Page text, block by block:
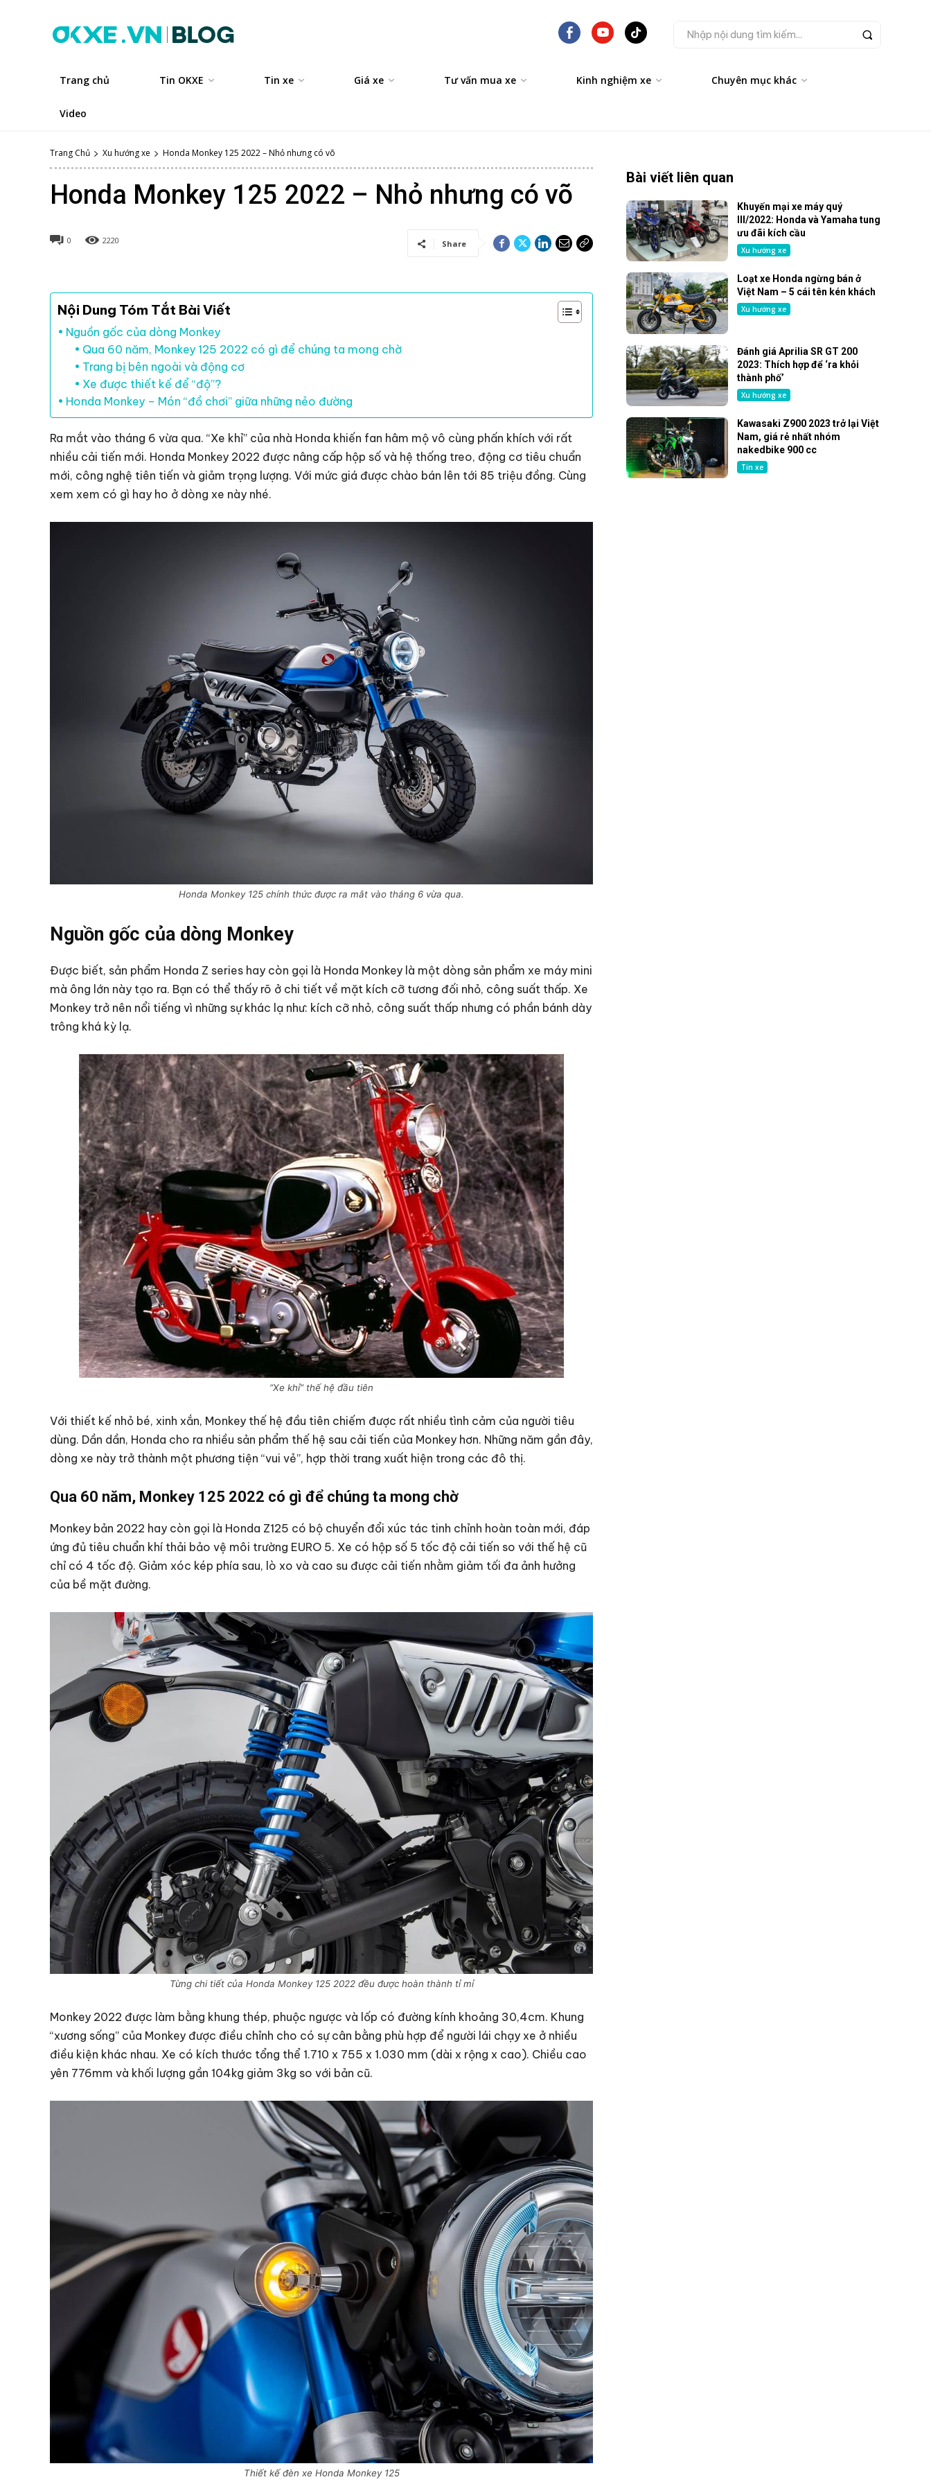
Nhập nội dung tìm kiếm...
Trang chủ Tin OKXE Tin xe Giá xe Tư vấn mua xe Kinh nghiệm xe Chuyên mục khác
Video
Trang Chủ Xu hướng xe Honda Monkey 125 2022 – Nhỏ nhưng có võ
Honda Monkey 125 2022 – Nhỏ nhưng có võ
0 2220 Share
Nội Dung Tóm Tắt Bài Viết
Nguồn gốc của dòng Monkey
Qua 60 năm, Monkey 125 2022 có gì để chúng ta mong chờ
Trang bị bên ngoài và động cơ
Xe được thiết kế để “độ”?
Honda Monkey – Món “đồ chơi” giữa những nẻo đường
Ra mắt vào tháng 6 vừa qua. “Xe khỉ” của nhà Honda khiến fan hâm mộ vô cùng phấn khích với rất
nhiều cải tiến mới. Honda Monkey 2022 được nâng cấp hộp số và hệ thống treo, động cơ tiêu chuẩn
mới, công nghệ tiên tiến và giảm trọng lượng. Với mức giá được chào bán lên tới 85 triệu đồng. Cùng
xem xem có gì hay ho ở dòng xe này nhé.
Honda Monkey 125 chính thức được ra mắt vào tháng 6 vừa qua.
Nguồn gốc của dòng Monkey
Được biết, sản phẩm Honda Z series hay còn gọi là Honda Monkey là một dòng sản phẩm xe máy mini
mà ông lớn này tạo ra. Bạn có thể thấy rõ ở chi tiết về mặt kích cỡ tương đối nhỏ, công suất thấp. Xe
Monkey trở nên nổi tiếng vì những sự khác lạ như: kích cỡ nhỏ, công suất thấp nhưng có phần bánh dày
trông khá kỳ lạ.
“Xe khỉ” thế hệ đầu tiên
Với thiết kế nhỏ bé, xinh xắn, Monkey thế hệ đầu tiên chiếm được rất nhiều tình cảm của người tiêu
dùng. Dần dần, Honda cho ra nhiều sản phẩm thế hệ sau cải tiến của Monkey hơn. Những năm gần đây,
dòng xe này trở thành một phương tiện “vui vẻ”, hợp thời trang xuất hiện trong các đô thị.
Qua 60 năm, Monkey 125 2022 có gì để chúng ta mong chờ
Monkey bản 2022 hay còn gọi là Honda Z125 có bộ chuyển đổi xúc tác tinh chỉnh hoàn toàn mới, đáp
ứng đủ tiêu chuẩn khí thải bảo vệ môi trường EURO 5. Xe có hộp số 5 tốc độ cải tiến so với thế hệ cũ
chỉ có 4 tốc độ. Giảm xóc kép phía sau, lò xo và cao su được cải tiến nhằm giảm tối đa ảnh hưởng
của bề mặt đường.
Từng chi tiết của Honda Monkey 125 2022 đều được hoàn thành tỉ mỉ
Monkey 2022 được làm bằng khung thép, phuộc ngược và lốp có đường kính khoảng 30,4cm. Khung
“xương sống” của Monkey được điều chỉnh cho có sự cân bằng phù hợp để người lái chạy xe ở nhiều
điều kiện khác nhau. Xe có kích thước tổng thể 1.710 x 755 x 1.030 mm (dài x rộng x cao). Chiều cao
yên 776mm và khối lượng gần 104kg giảm 3kg so với bản cũ.
Thiết kế đèn xe Honda Monkey 125
Bài viết liên quan
Khuyến mại xe máy quý
III/2022: Honda và Yamaha tung
ưu đãi kích cầu
Xu hướng xe
Loạt xe Honda ngừng bán ở
Việt Nam – 5 cái tên kén khách
Xu hướng xe
Đánh giá Aprilia SR GT 200
2023: Thích hợp để ‘ra khỏi
thành phố’
Xu hướng xe
Kawasaki Z900 2023 trở lại Việt
Nam, giá rẻ nhất nhóm
nakedbike 900 cc
Tin xe